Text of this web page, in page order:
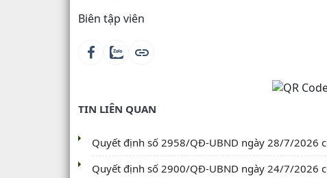
Biên tập viên
TIN LIÊN QUAN
Quyết định số 2958/QĐ-UBND ngày 28/7/2026
Quyết định số 2900/QĐ-UBND ngày 24/7/2026